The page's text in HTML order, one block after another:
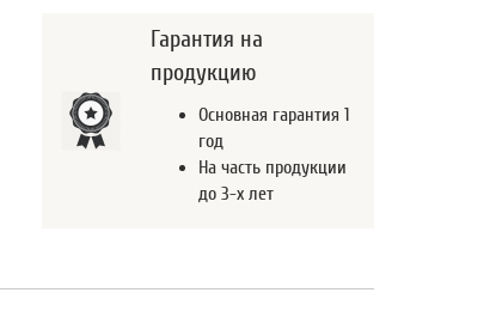
Гарантия на
продукцию
Основная гарантия 1
год
На часть продукции
до 3-х лет